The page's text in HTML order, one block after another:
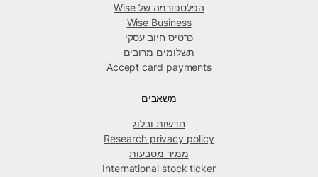
הפלטפורמה של Wise
Wise Business
כרטיס חיוב עסקי
תשלומים מרובים
Accept card payments
משאבים
חדשות ובלוג
Research privacy policy
ממיר מטבעות
International stock ticker